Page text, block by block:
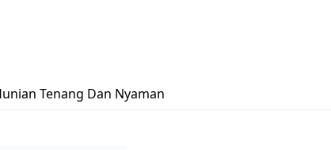
Tenang Dan Nyaman